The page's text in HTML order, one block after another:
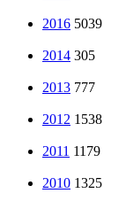
2016 5039
2014 305
2013 777
2012 1538
2011 1179
2010 1325